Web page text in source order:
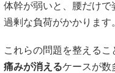
体幹が弱いと、腰だけで
過剰な負荷がかかります
これらの問題を整えるこ
痛みが消えるケースが数